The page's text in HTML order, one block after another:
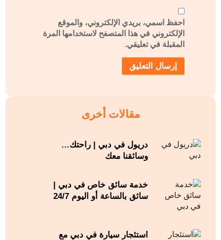
احفظ اسمي، بريدي الإلكتروني، والموقع
الإلكتروني في هذا المتصفح لاستخدامها المرة
المقبلة في تعليقي.
مقالات أخرى
دريول في دبي | راحتك…
وسائقنا معك
خدمة سائق خاص في دبي |
سائق بالساعة أو اليوم 24/7
استئجار سيارة في دبي مع